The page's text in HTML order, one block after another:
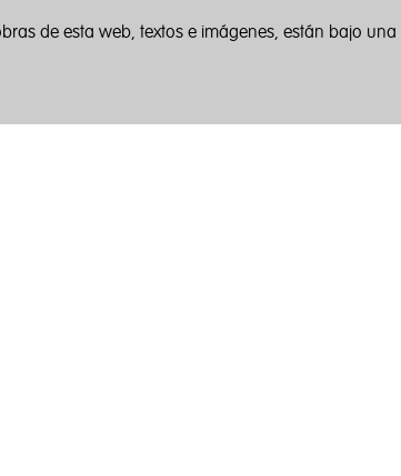
de esta web, textos e imágenes, están bajo una